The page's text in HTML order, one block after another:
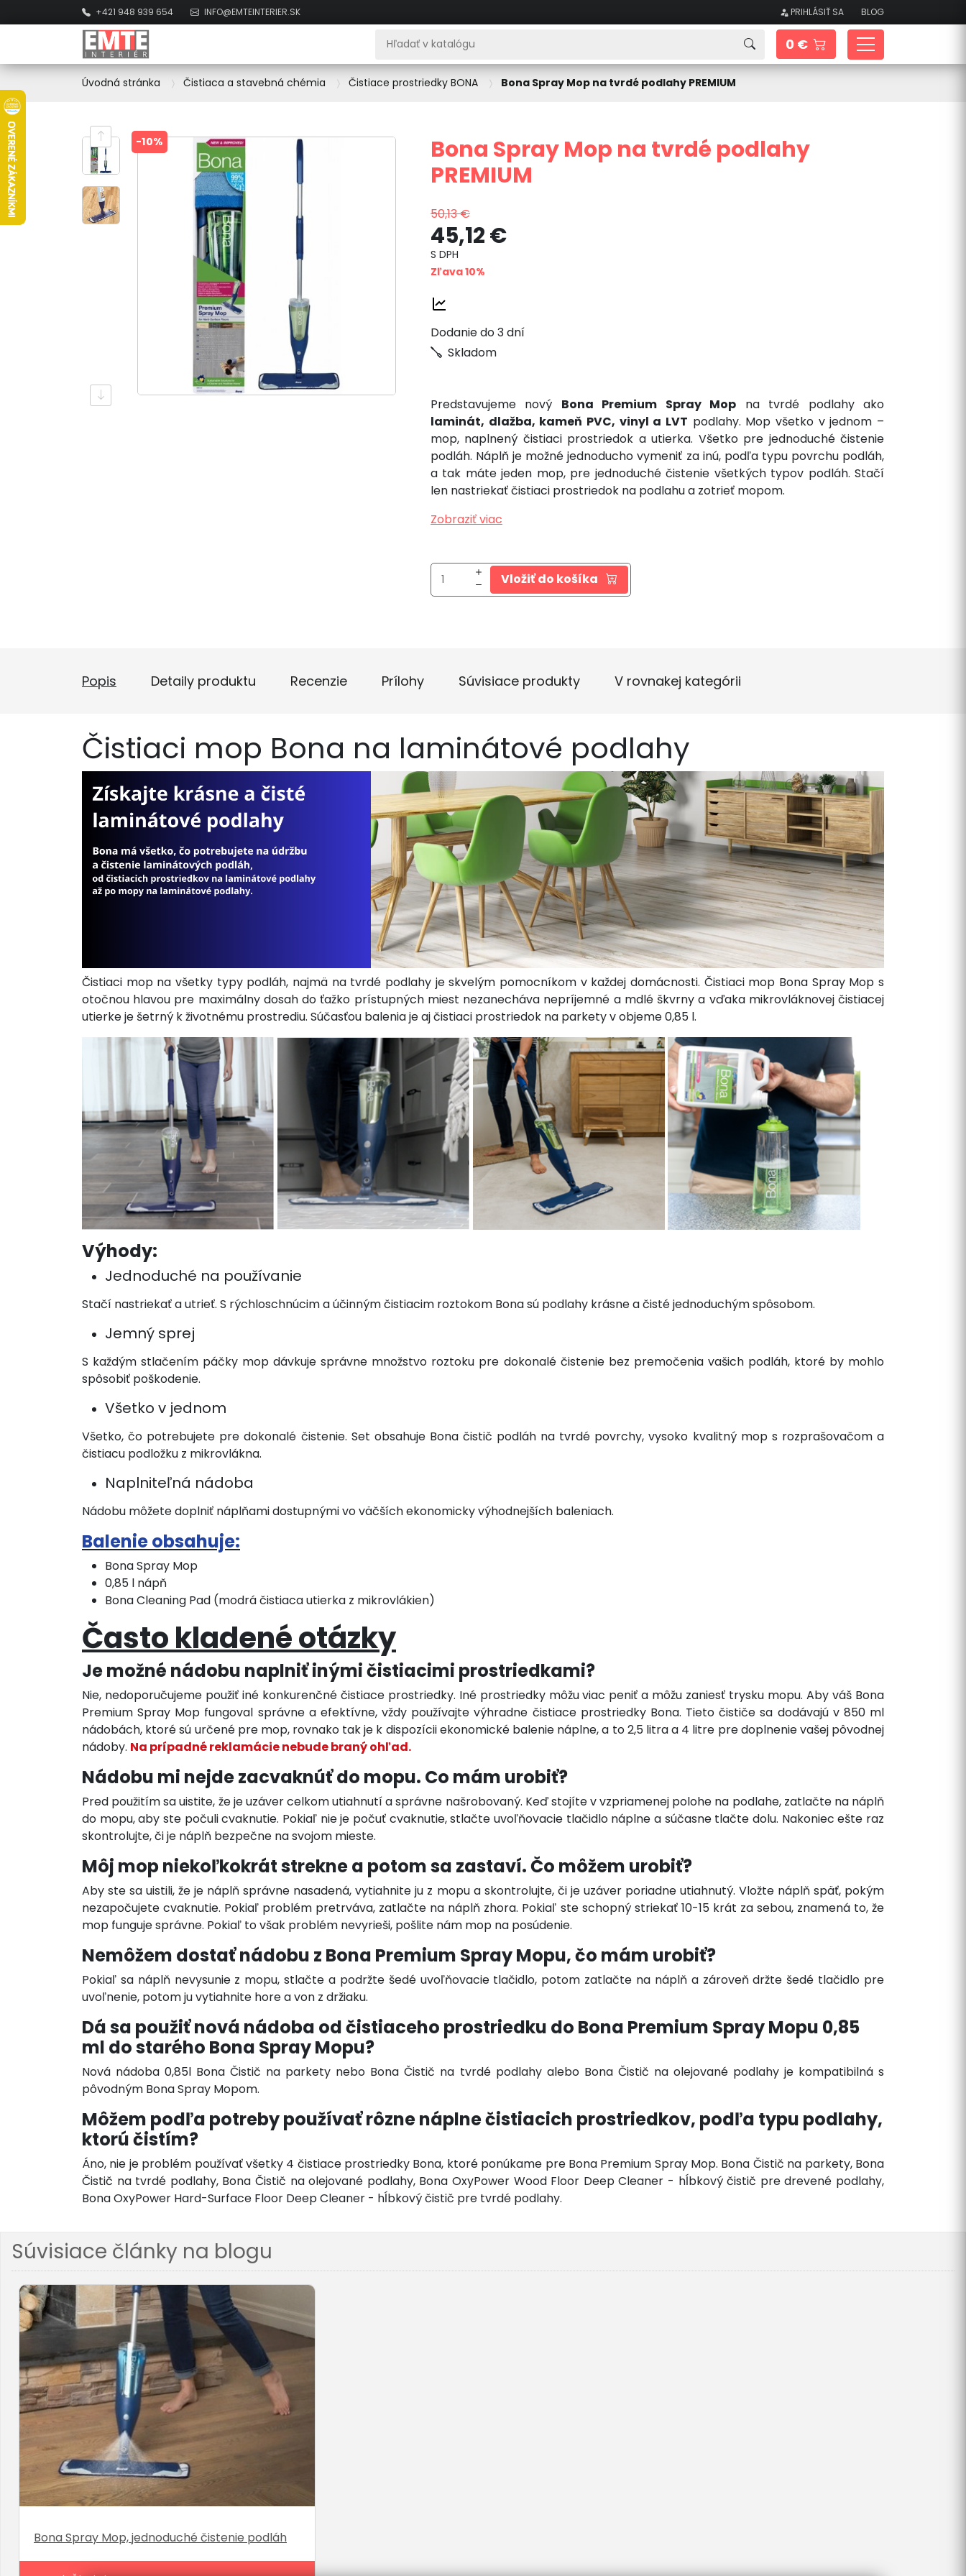
+421 948 939 654 INFO@EMTEINTERIER.SK PRIHLÁSIŤ SA BLOG
0 €
Úvodná stránka Čistiaca a stavebná chémia Čistiace prostriedky BONA Bona Spray Mop na tvrdé podlahy PREMIUM
-10%
Bona Spray Mop na tvrdé podlahy
PREMIUM
50,13 €
45,12 €
S DPH
Zľava 10%
Dodanie do 3 dní
Skladom
Predstavujeme nový Bona Premium Spray Mop na tvrdé podlahy ako
laminát, dlažba, kameň PVC, vinyl a LVT podlahy. Mop všetko v jednom –
mop, naplnený čistiaci prostriedok a utierka. Všetko pre jednoduché čistenie
podláh. Náplň je možné jednoducho vymeniť za inú, podľa typu povrchu podláh,
a tak máte jeden mop, pre jednoduché čistenie všetkých typov podláh. Stačí
len nastriekať čistiaci prostriedok na podlahu a zotrieť mopom.
Zobraziť viac
Vložiť do košíka
Popis Detaily produktu Recenzie Prílohy Súvisiace produkty V rovnakej kategórii
Čistiaci mop Bona na laminátové podlahy
Čistiaci mop na všetky typy podláh, najmä na tvrdé podlahy je skvelým pomocníkom v každej domácnosti. Čistiaci mop Bona Spray Mop s
otočnou hlavou pre maximálny dosah do ťažko prístupných miest nezanecháva nepríjemné a mdlé škvrny a vďaka mikrovláknovej čistiacej
utierke je šetrný k životnému prostrediu. Súčasťou balenia je aj čistiaci prostriedok na parkety v objeme 0,85 l.
Výhody:
Jednoduché na používanie
Stačí nastriekať a utrieť. S rýchloschnúcim a účinným čistiacim roztokom Bona sú podlahy krásne a čisté jednoduchým spôsobom.
Jemný sprej
S každým stlačením páčky mop dávkuje správne množstvo roztoku pre dokonalé čistenie bez premočenia vašich podláh, ktoré by mohlo
spôsobiť poškodenie.
Všetko v jednom
Všetko, čo potrebujete pre dokonalé čistenie. Set obsahuje Bona čistič podláh na tvrdé povrchy, vysoko kvalitný mop s rozprašovačom a
čistiacu podložku z mikrovlákna.
Naplniteľná nádoba
Nádobu môžete doplniť náplňami dostupnými vo väčších ekonomicky výhodnejších baleniach.
Balenie obsahuje:
Bona Spray Mop
0,85 l nápň
Bona Cleaning Pad (modrá čistiaca utierka z mikrovlákien)
Často kladené otázky
Je možné nádobu naplniť inými čistiacimi prostriedkami?
Nie, nedoporučujeme použiť iné konkurenčné čistiace prostriedky. Iné prostriedky môžu viac peniť a môžu zaniesť trysku mopu. Aby váš Bona
Premium Spray Mop fungoval správne a efektívne, vždy používajte výhradne čistiace prostriedky Bona. Tieto čističe sa dodávajú v 850 ml
nádobách, ktoré sú určené pre mop, rovnako tak je k dispozícii ekonomické balenie náplne, a to 2,5 litra a 4 litre pre doplnenie vašej pôvodnej
nádoby. Na prípadné reklamácie nebude braný ohľad.
Nádobu mi nejde zacvaknúť do mopu. Co mám urobiť?
Pred použitím sa uistite, že je uzáver celkom utiahnutí a správne našrobovaný. Keď stojíte v vzpriamenej polohe na podlahe, zatlačte na náplň
do mopu, aby ste počuli cvaknutie. Pokiaľ nie je počuť cvaknutie, stlačte uvoľňovacie tlačidlo náplne a súčasne tlačte dolu. Nakoniec ešte raz
skontrolujte, či je náplň bezpečne na svojom mieste.
Môj mop niekoľkokrát strekne a potom sa zastaví. Čo môžem urobiť?
Aby ste sa uistili, že je náplň správne nasadená, vytiahnite ju z mopu a skontrolujte, či je uzáver poriadne utiahnutý. Vložte náplň späť, pokým
nezapočujete cvaknutie. Pokiaľ problém pretrváva, zatlačte na náplň zhora. Pokiaľ ste schopný striekať 10-15 krát za sebou, znamená to, že
mop funguje správne. Pokiaľ to však problém nevyrieši, pošlite nám mop na posúdenie.
Nemôžem dostať nádobu z Bona Premium Spray Mopu, čo mám urobiť?
Pokiaľ sa náplň nevysunie z mopu, stlačte a podržte šedé uvoľňovacie tlačidlo, potom zatlačte na náplň a zároveň držte šedé tlačidlo pre
uvoľnenie, potom ju vytiahnite hore a von z držiaku.
Dá sa použiť nová nádoba od čistiaceho prostriedku do Bona Premium Spray Mopu 0,85
ml do starého Bona Spray Mopu?
Nová nádoba 0,85l Bona Čistič na parkety nebo Bona Čistič na tvrdé podlahy alebo Bona Čistič na olejované podlahy je kompatibilná s
pôvodným Bona Spray Mopom.
Môžem podľa potreby používať rôzne náplne čistiacich prostriedkov, podľa typu podlahy,
ktorú čistím?
Áno, nie je problém používať všetky 4 čistiace prostriedky Bona, ktoré ponúkame pre Bona Premium Spray Mop. Bona Čistič na parkety, Bona
Čistič na tvrdé podlahy, Bona Čistič na olejované podlahy, Bona OxyPower Wood Floor Deep Cleaner - hĺbkový čistič pre drevené podlahy,
Bona OxyPower Hard-Surface Floor Deep Cleaner - hĺbkový čistič pre tvrdé podlahy.
Súvisiace články na blogu
Bona Spray Mop, jednoduché čistenie podláh